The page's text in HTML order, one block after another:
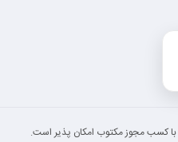
کسب مجوز مکتوب امکان پذیر است.